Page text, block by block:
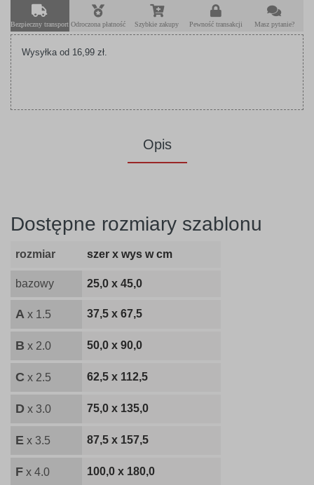
Bezpieczny transport Odroczona płatność Szybkie zakupy Pewność transakcji Masz pytanie?
Wysyłka od 16,99 zł.
Opis
Dostępne rozmiary szablonu
rozmiar szer x wys w cm
bazowy 25,0 x 45,0
A x 1.5 37,5 x 67,5
B x 2.0 50,0 x 90,0
C x 2.5 62,5 x 112,5
D x 3.0 75,0 x 135,0
E x 3.5 87,5 x 157,5
F x 4.0 100,0 x 180,0